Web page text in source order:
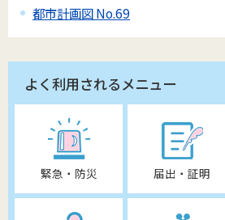
都市計画図 No.69
よく利用されるメニュー
緊急・防災 届出・証明